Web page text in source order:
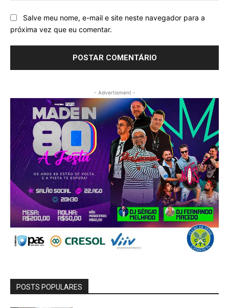
Salve meu nome, e-mail e site neste navegador para a
próxima vez que eu comentar.
- Advertisment -
POSTS POPULARES